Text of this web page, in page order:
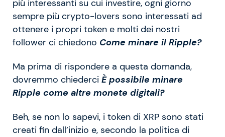
più interessanti su cui investire, ogni giorno
sempre più crypto-lovers sono interessati ad
ottenere i propri token e molti dei nostri
follower ci chiedono Come minare il Ripple?
Ma prima di rispondere a questa domanda,
dovremmo chiederci È possibile minare
Ripple come altre monete digitali?
Beh, se non lo sapevi, i token di XRP sono stati
creati fin dall’inizio e, secondo la politica di